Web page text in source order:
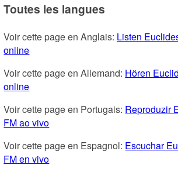
Toutes les langues
Voir cette page en Anglais: Listen
online
Voir cette page en Allemand: Hören
online
Voir cette page en Portugais: Reproduzir
FM ao vivo
Voir cette page en Espagnol: Escuchar
FM en vivo